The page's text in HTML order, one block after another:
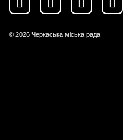
© 2026 Черкаська міська рада